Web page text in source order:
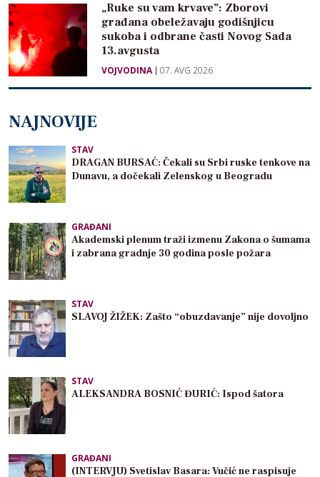
„Ruke su vam krvave”: Zborovi
građana obeležavaju godišnjicu
sukoba i odbrane časti Novog Sada
13.avgusta
VOJVODINA 07. AVG 2026
NAJNOVIJE
STAV
DRAGAN BURSAĆ: Čekali su Srbi ruske tenkove na
Dunavu, a dočekali Zelenskog u Beogradu
GRAĐANI
Akademski plenum traži izmenu Zakona o šumama
i zabrana gradnje 30 godina posle požara
STAV
SLAVOJ ŽIŽEK: Zašto “obuzdavanje” nije dovoljno
STAV
ALEKSANDRA BOSNIĆ ĐURIĆ: Ispod šatora
GRAĐANI
(INTERVJU) Svetislav Basara: Vučić ne raspisuje